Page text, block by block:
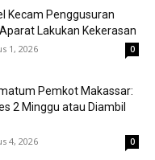
Kecam Penggusuran
Lakukan Kekerasan
1, 2026 0
Pemkot Makassar:
2 Minggu atau Diambil
4, 2026 0